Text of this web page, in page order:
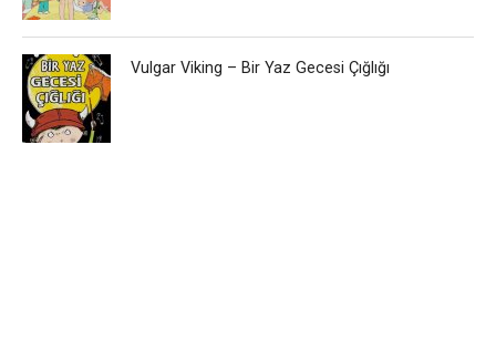
Vulgar Viking – Bir Yaz Gecesi Çığlığı